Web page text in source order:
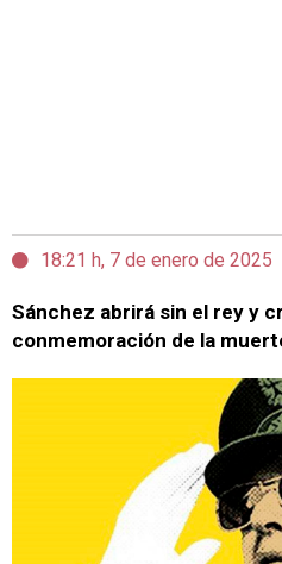
18:21 h, 7 de enero de 2025
Sánchez abrirá sin el rey y
conmemoración de la